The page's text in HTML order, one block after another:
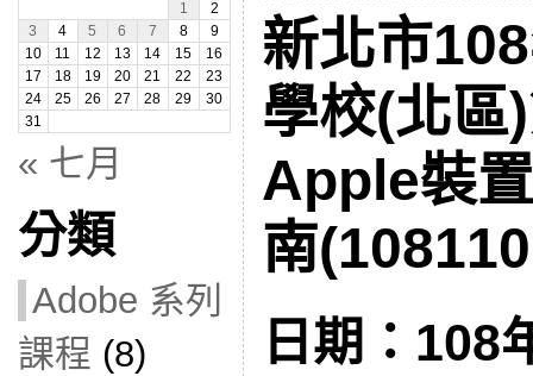
1
2
3
4 5 6 7 8
9
10
11 12 13 14 15
16
17
18 19 20 21 22
23
24
25 26 27 28 29
30
31
« 七月
分類
Adobe 系列
課程 (8)
新北市
學校(北區
Apple裝
南
日期：108